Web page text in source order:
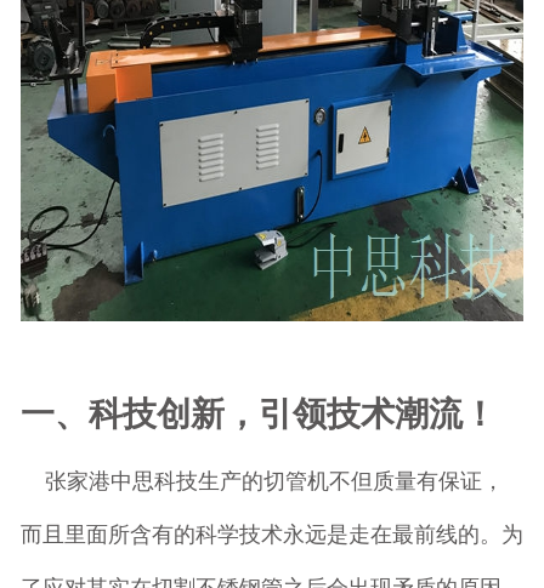
一、科技创新，引领技术潮流！
张家港中思科技生产的切管机不但质量有保证，
而且里面所含有的科学技术永远是走在最前线的。为